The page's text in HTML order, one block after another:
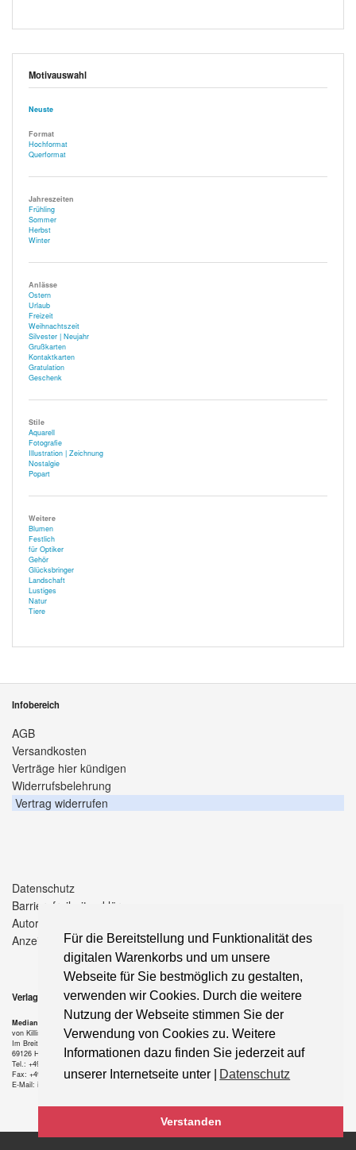
Für die Bereitstellung und Funktionalität des
digitalen Warenkorbs und um unsere
Webseite für Sie bestmöglich zu gestalten,
verwenden wir Cookies. Durch die weitere
Nutzung der Webseite stimmen Sie der
Verwendung von Cookies zu. Weitere
Informationen dazu finden Sie jederzeit auf
unserer Internetseite unter |
Datenschutz
Verstanden
Motivauswahl
Neuste
Format
Hochformat
Querformat
Jahreszeiten
Frühling
Sommer
Herbst
Winter
Anlässe
Ostern
Urlaub
Freizeit
Weihnachtszeit
Silvester | Neujahr
Grußkarten
Kontaktkarten
Gratulation
Geschenk
Stile
Aquarell
Fotografie
Illustration | Zeichnung
Nostalgie
Popart
Weitere
Blumen
Festlich
für Optiker
Gehör
Glücksbringer
Landschaft
Lustiges
Natur
Tiere
Infobereich
AGB
Versandkosten
Verträge hier kündigen
Widerrufsbelehrung
Vertrag widerrufen
Datenschutz
Barrierefreiheitserklärung
Autorenhinweise
Anzeigenpreise
Verlag
Median-Verlag
von Killisch-Horn GmbH
Im Breitspiel 11 a
69126 Heidelberg
Tel.: +49-6221-90 509-0
Fax: +49-6221-90 509-20
E-Mail: info@median-verlag.de